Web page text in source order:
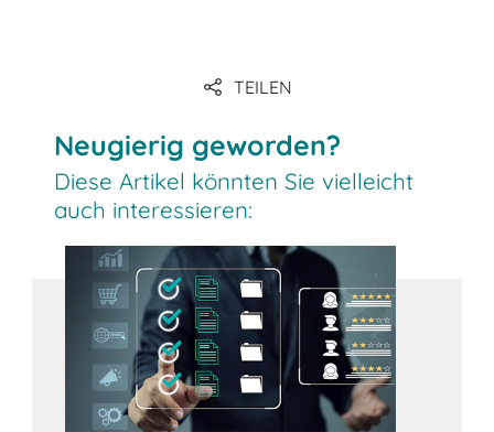
TEILEN
Neugierig geworden?
Diese Artikel könnten Sie vielleicht
auch interessieren: